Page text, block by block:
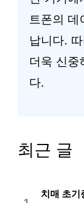
트폰의 데
납니다.
더욱 신중
다.
최근 글
치매 초기